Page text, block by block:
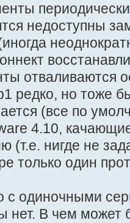
недоступны
отваливаются
редко, но тоже
(все по
4.10,
(т.е. нигде не
только один
с одиночными
нет. В чем может